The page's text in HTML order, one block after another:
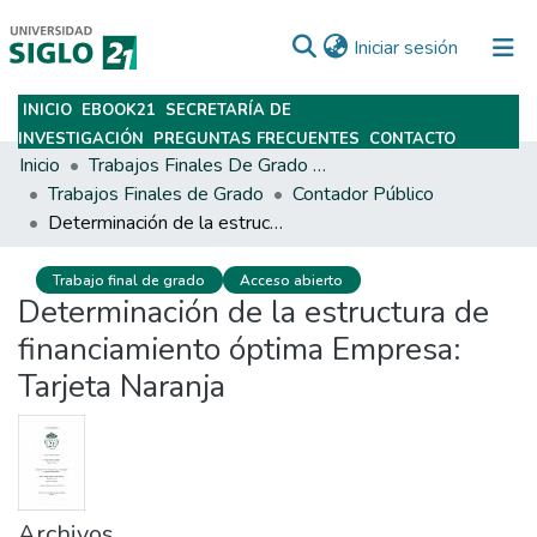
Iniciar sesión (current)
Subir
INICIO EBOOK21 SECRETARÍA DE
INVESTIGACIÓN PREGUNTAS FRECUENTES CONTACTO
Inicio
Trabajos Finales De Grado Y Posgrado
Trabajos Finales de Grado
Contador Público
Determinación de la estructura de financiamiento óptima Empresa: Tarjeta Naranja
Trabajo final de grado Acceso abierto
Determinación de la estructura de
financiamiento óptima Empresa:
Tarjeta Naranja